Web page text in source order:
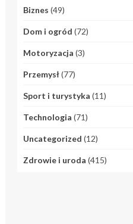
Biznes (49)
Dom i ogród (72)
Motoryzacja (3)
Przemysł(77)
Sport i turystyka (11)
Technologia (71)
Uncategorized (12)
Zdrowie i uroda (415)